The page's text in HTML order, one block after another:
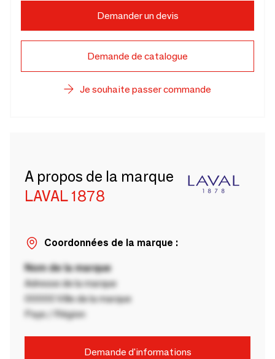
Demander un devis
Demande de catalogue
Je souhaite passer commande
A propos de la marque
LAVAL 1878
Coordonnées de la marque :
Nom de la marque
Adresse de la marque
00000 Ville de la marque
Pays / Région
Demande d'informations